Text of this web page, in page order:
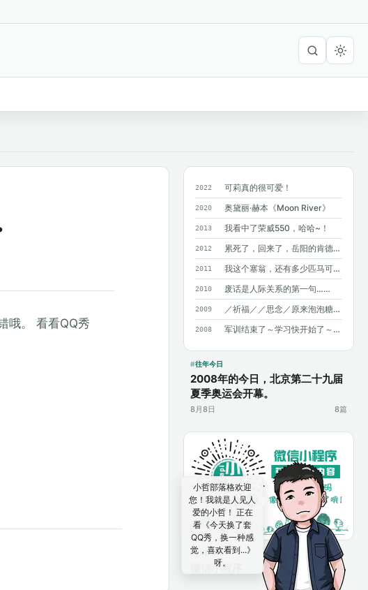
2022 可莉真的很可爱！
2020 奥黛丽·赫本《Moon River》
2013 我看中了荣威550，哈哈~！
2012 累死了，回来了，岳阳的肯德基附近没有麦...
2011 我这个塞翁，还有多少匹马可以丢掉呢？
2010 废话是人际关系的第一句……
2009 ／祈福／／思念／原来泡泡糖不能吞呀~
2008 军训结束了～学习快开始了～加油～加油～
往年今日
2008年的今日，北京第二十九届
夏季奥运会开幕。
8月8日 8篇
扫码访问
微信小程序
哦。 看看QQ秀
小哲部落格欢迎
您！我就是人见人
爱的小哲！ 正在
看《今天换了套
QQ秀，换一种感
觉，喜欢看到...》
呀。